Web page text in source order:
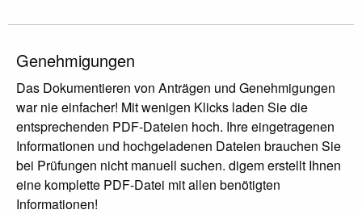
Genehmigungen
Das Dokumentieren von Anträgen und Genehmigungen
war nie einfacher! Mit wenigen Klicks laden Sie die
entsprechenden PDF-Dateien hoch. Ihre eingetragenen
Informationen und hochgeladenen Dateien brauchen Sie
bei Prüfungen nicht manuell suchen. digem erstellt Ihnen
eine komplette PDF-Datei mit allen benötigten
Informationen!